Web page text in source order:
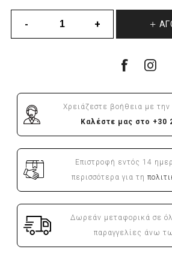
Χρειάζεστε βοήθεια με την
Καλέστε μας στο +30
Επιστροφή εντός 14
περισσότερα για τη
Δωρεάν μεταφορικά σε
παραγγελίες άνω